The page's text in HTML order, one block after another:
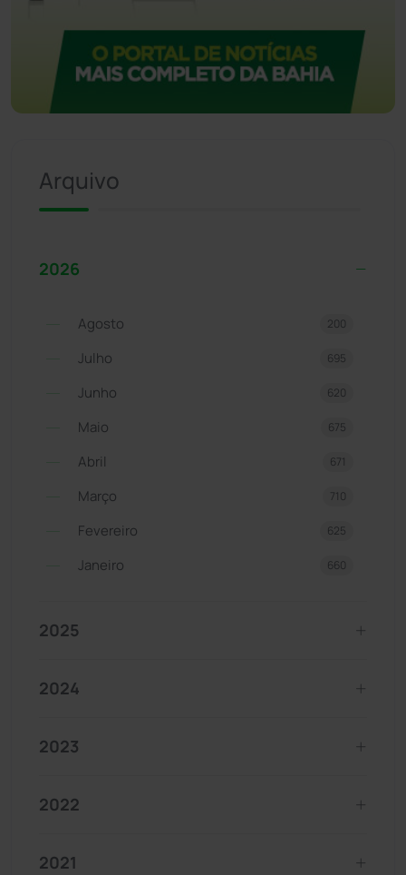
Arquivo
2026
Agosto 200
Julho 695
Junho 620
Maio 675
Abril 671
Março 710
Fevereiro 625
Janeiro 660
2025
2024
2023
2022
2021